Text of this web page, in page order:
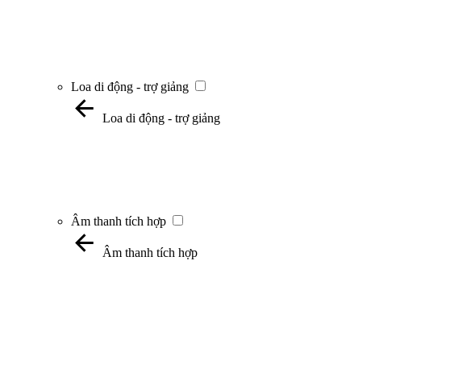
Loa di động - trợ giảng
Loa di động - trợ giảng
Âm thanh tích hợp
Âm thanh tích hợp